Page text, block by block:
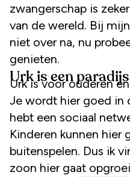
zwangerschap is
van de wereld. Bij
niet over na, nu
genieten.
Urk is een paradijs
Urk is voor ouderen
Je wordt hier goed in
hebt een sociaal
Kinderen kunnen hier
buitenspelen. Dus ik
zoon hier gaat